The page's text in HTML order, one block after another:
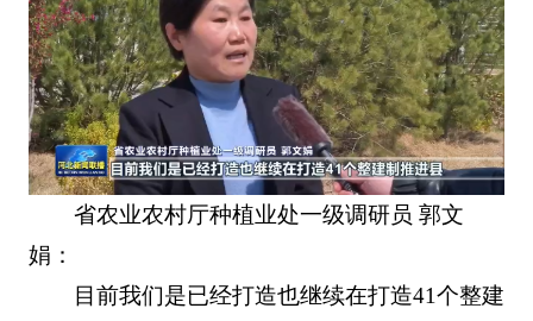
省农业农村厅种植业处一级调研员 郭文
娟：
目前我们是已经打造也继续在打造41个整建